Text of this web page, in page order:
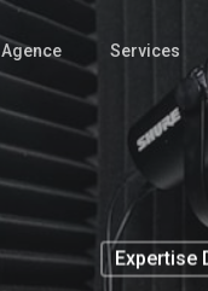
Agence Services
Expertise